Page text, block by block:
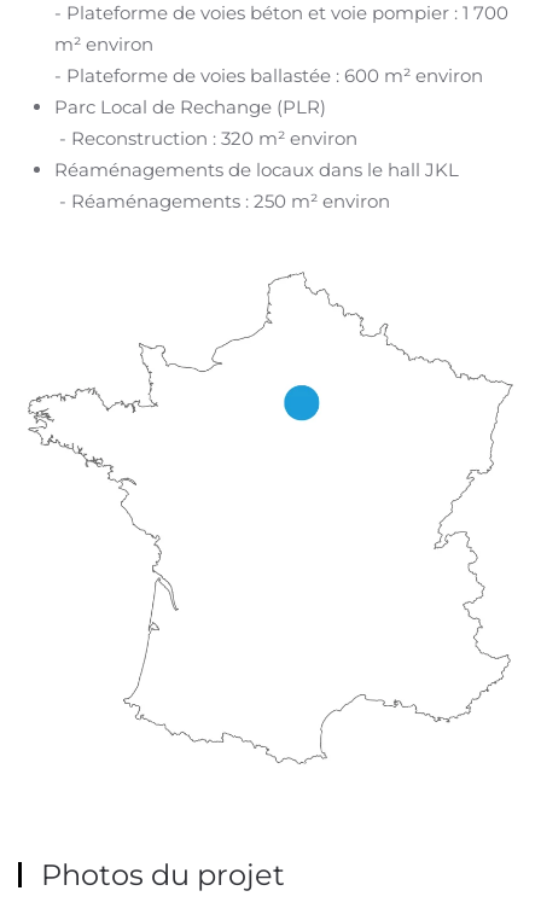
- Plateforme de voies béton et voie pompier : 1 700
m² environ
- Plateforme de voies ballastée : 600 m² environ
Parc Local de Rechange (PLR)
- Reconstruction : 320 m² environ
Réaménagements de locaux dans le hall JKL
- Réaménagements : 250 m² environ
Photos du projet